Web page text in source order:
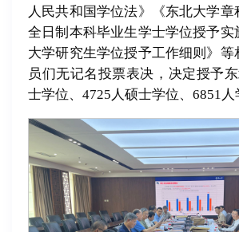
人民共和国学位法》《东北大学章
全日制本科毕业生学士学位授予实
大学研究生学位授予工作细则》等
员们无记名投票表决，决定授予
士学位、4725人硕士学位、6851人